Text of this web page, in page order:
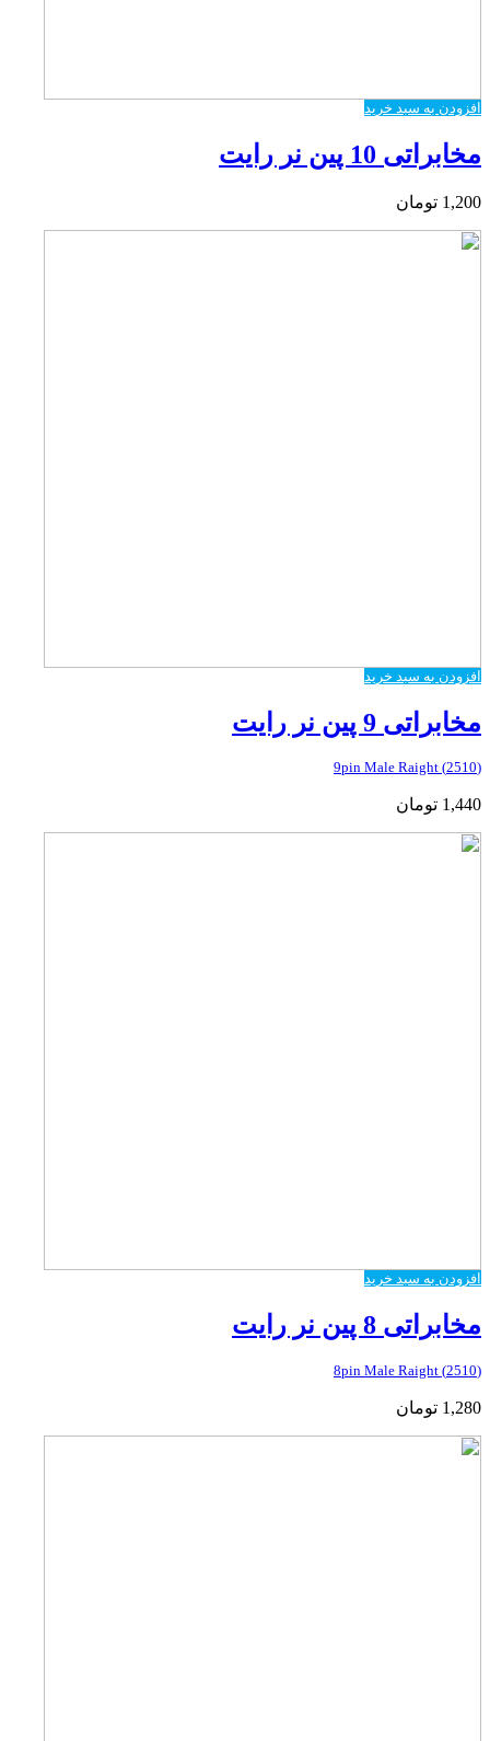
افزودن به سبد خرید
مخابراتی 10 پین نر رایت
1,200 تومان
افزودن به سبد خرید
مخابراتی 9 پین نر رایت
(2510) 9pin Male Raight
1,440 تومان
افزودن به سبد خرید
مخابراتی 8 پین نر رایت
(2510) 8pin Male Raight
1,280 تومان